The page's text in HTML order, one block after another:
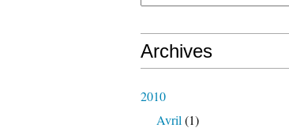
Archives
2010
Avril (1)